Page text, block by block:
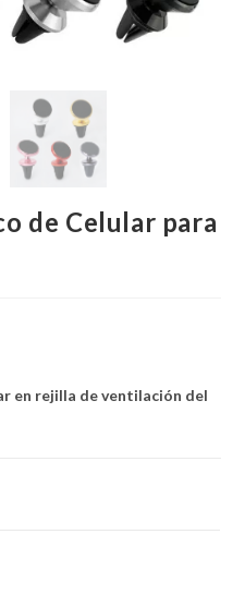
de Celular para
en rejilla de ventilación del